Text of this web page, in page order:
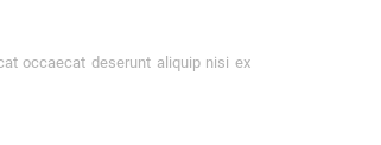
occaecat deserunt aliquip nisi ex